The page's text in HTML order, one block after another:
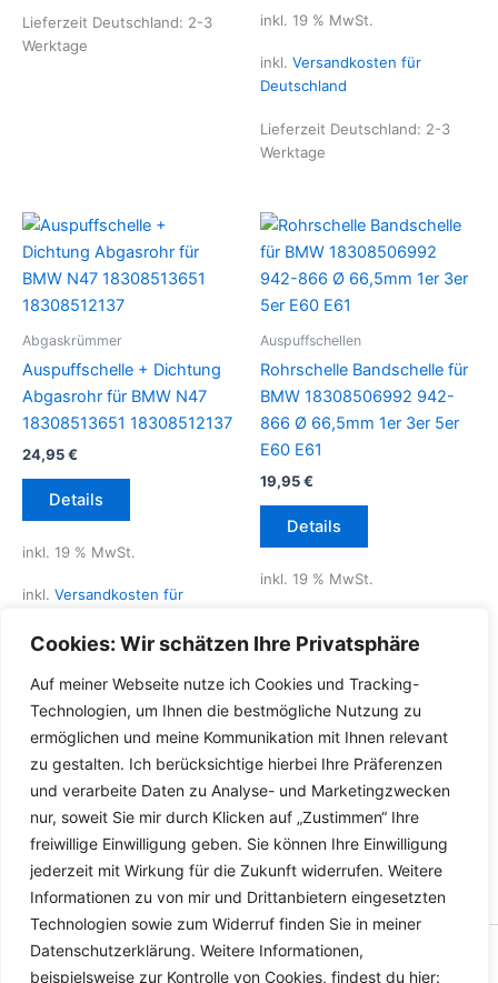
Cookies: Wir schätzen Ihre Privatsphäre
Auf meiner Webseite nutze ich Cookies und Tracking-
Technologien, um Ihnen die bestmögliche Nutzung zu
ermöglichen und meine Kommunikation mit Ihnen relevant
zu gestalten. Ich berücksichtige hierbei Ihre Präferenzen
und verarbeite Daten zu Analyse- und Marketingzwecken
nur, soweit Sie mir durch Klicken auf „Zustimmen“ Ihre
freiwillige Einwilligung geben. Sie können Ihre Einwilligung
jederzeit mit Wirkung für die Zukunft widerrufen. Weitere
Informationen zu von mir und Drittanbietern eingesetzten
Technologien sowie zum Widerruf finden Sie in meiner
Datenschutzerklärung. Weitere Informationen,
beispielsweise zur Kontrolle von Cookies, findest du hier:
Lieferzeit Deutschland: 2-3
Werktage
inkl. 19 % MwSt.
inkl. Versandkosten für
Deutschland
Lieferzeit Deutschland: 2-3
Werktage
Abgaskrümmer
Auspuffschelle + Dichtung
Abgasrohr für BMW N47
18308513651 18308512137
24,95€
Details
inkl. 19 % MwSt.
inkl. Versandkosten für
Werktage
Auspuffschellen
Rohrschelle Bandschelle für
BMW 18308506992 942-
866 Ø 66,5mm 1er 3er 5er
E60 E61
19,95€
Details
inkl. 19 % MwSt.
Deutschland
Lieferzeit Deutschland:
Werktage
Copyright © 2026 Versandhandel für Fahrzeugteile, Ersatzteile